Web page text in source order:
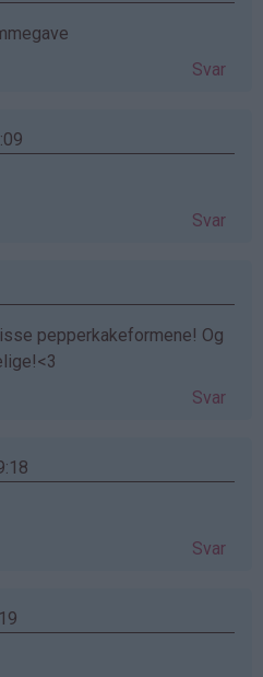
Svar
Svar
pepperkakeformene! Og
Svar
Svar